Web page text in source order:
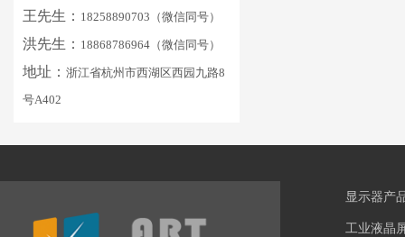
王先生： 18258890703（微信同号）
洪先生： 18868786964（微信同号）
地址： 浙江省杭州市西湖区西园九路8
号A402
显示器产
工业液晶